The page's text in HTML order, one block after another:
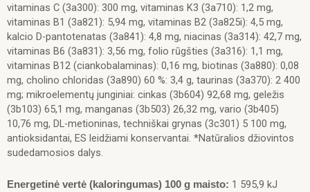
vitaminas C (3а300): 300 mg, vitaminas K3 (3а710): 1,2 mg,
vitaminas B1 (3а821): 5,94 mg, vitaminas B2 (3a825i): 4,5 mg,
kalciо D-pantotenatas (3а841): 4,8 mg, niacinas (3a314): 42,7 mg,
vitaminas B6 (3а831): 3,56 mg, folio rūgšties (3а316): 1,1 mg,
vitaminas B12 (ciankobalaminas): 0,16 mg, biotinas (3а880): 0,08
mg, cholino chloridas (3а890) 60 %: 3,4 g, taurinas (3a370): 2 400
mg; mikroelementų junginiai: cinkas (3b604) 92,68 mg, geležis
(3b103) 65,1 mg, manganas (3b503) 26,32 mg, vario (3b405)
10,76 mg, DL-metioninas, techniškai grynas (3c301) 5 100 mg,
antioksidantai, ES leidžiami konservantai. *Natūralios džiovintos
sudedamosios dalys.
Energetinė vertė (kaloringumas) 100 g maisto: 1 595,9 kJ